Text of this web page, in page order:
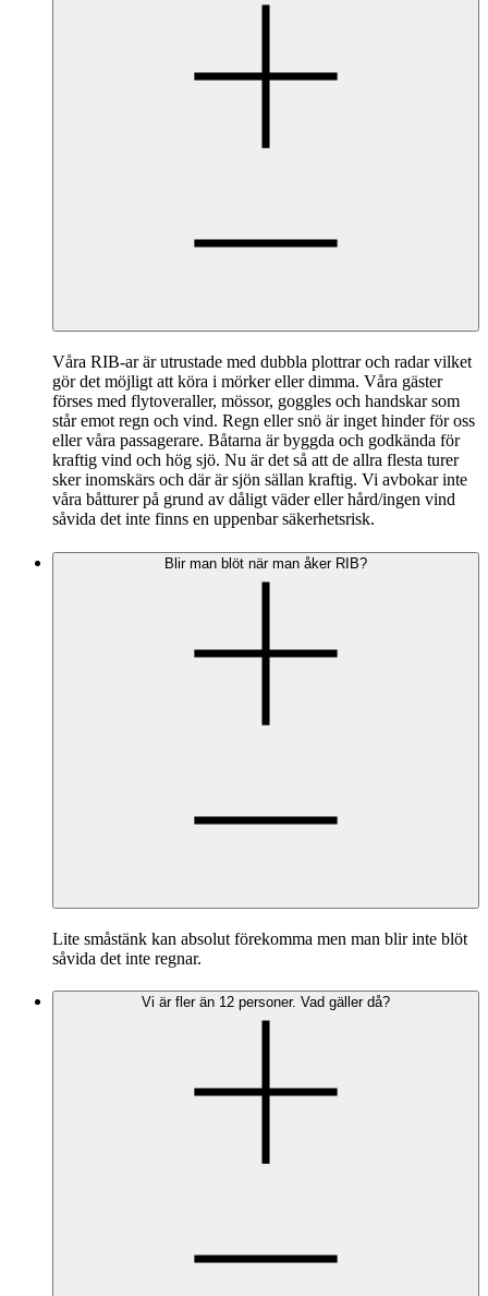
Våra RIB-ar är utrustade med dubbla plottrar och radar vilket
gör det möjligt att köra i mörker eller dimma. Våra gäster
förses med flytoveraller, mössor, goggles och handskar som
står emot regn och vind. Regn eller snö är inget hinder för oss
eller våra passagerare. Båtarna är byggda och godkända för
kraftig vind och hög sjö. Nu är det så att de allra flesta turer
sker inomskärs och där är sjön sällan kraftig. Vi avbokar inte
våra båtturer på grund av dåligt väder eller hård/ingen vind
såvida det inte finns en uppenbar säkerhetsrisk.
Blir man blöt när man åker RIB?
Lite småstänk kan absolut förekomma men man blir inte blöt
såvida det inte regnar.
Vi är fler än 12 personer. Vad gäller då?